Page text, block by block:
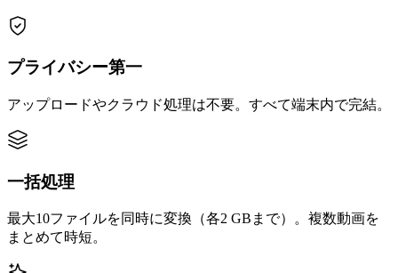
プライバシー第一
アップロードやクラウド処理は不要。すべて端末内で完結。
一括処理
最大10ファイルを同時に変換（各2 GBまで）。複数動画を
まとめて時短。